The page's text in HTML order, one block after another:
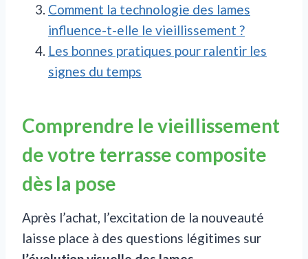
Comment la technologie des lames
influence-t-elle le vieillissement ?
Les bonnes pratiques pour ralentir les
signes du temps
Comprendre le vieillissement
de votre terrasse composite
dès la pose
Après l’achat, l’excitation de la nouveauté
laisse place à des questions légitimes sur